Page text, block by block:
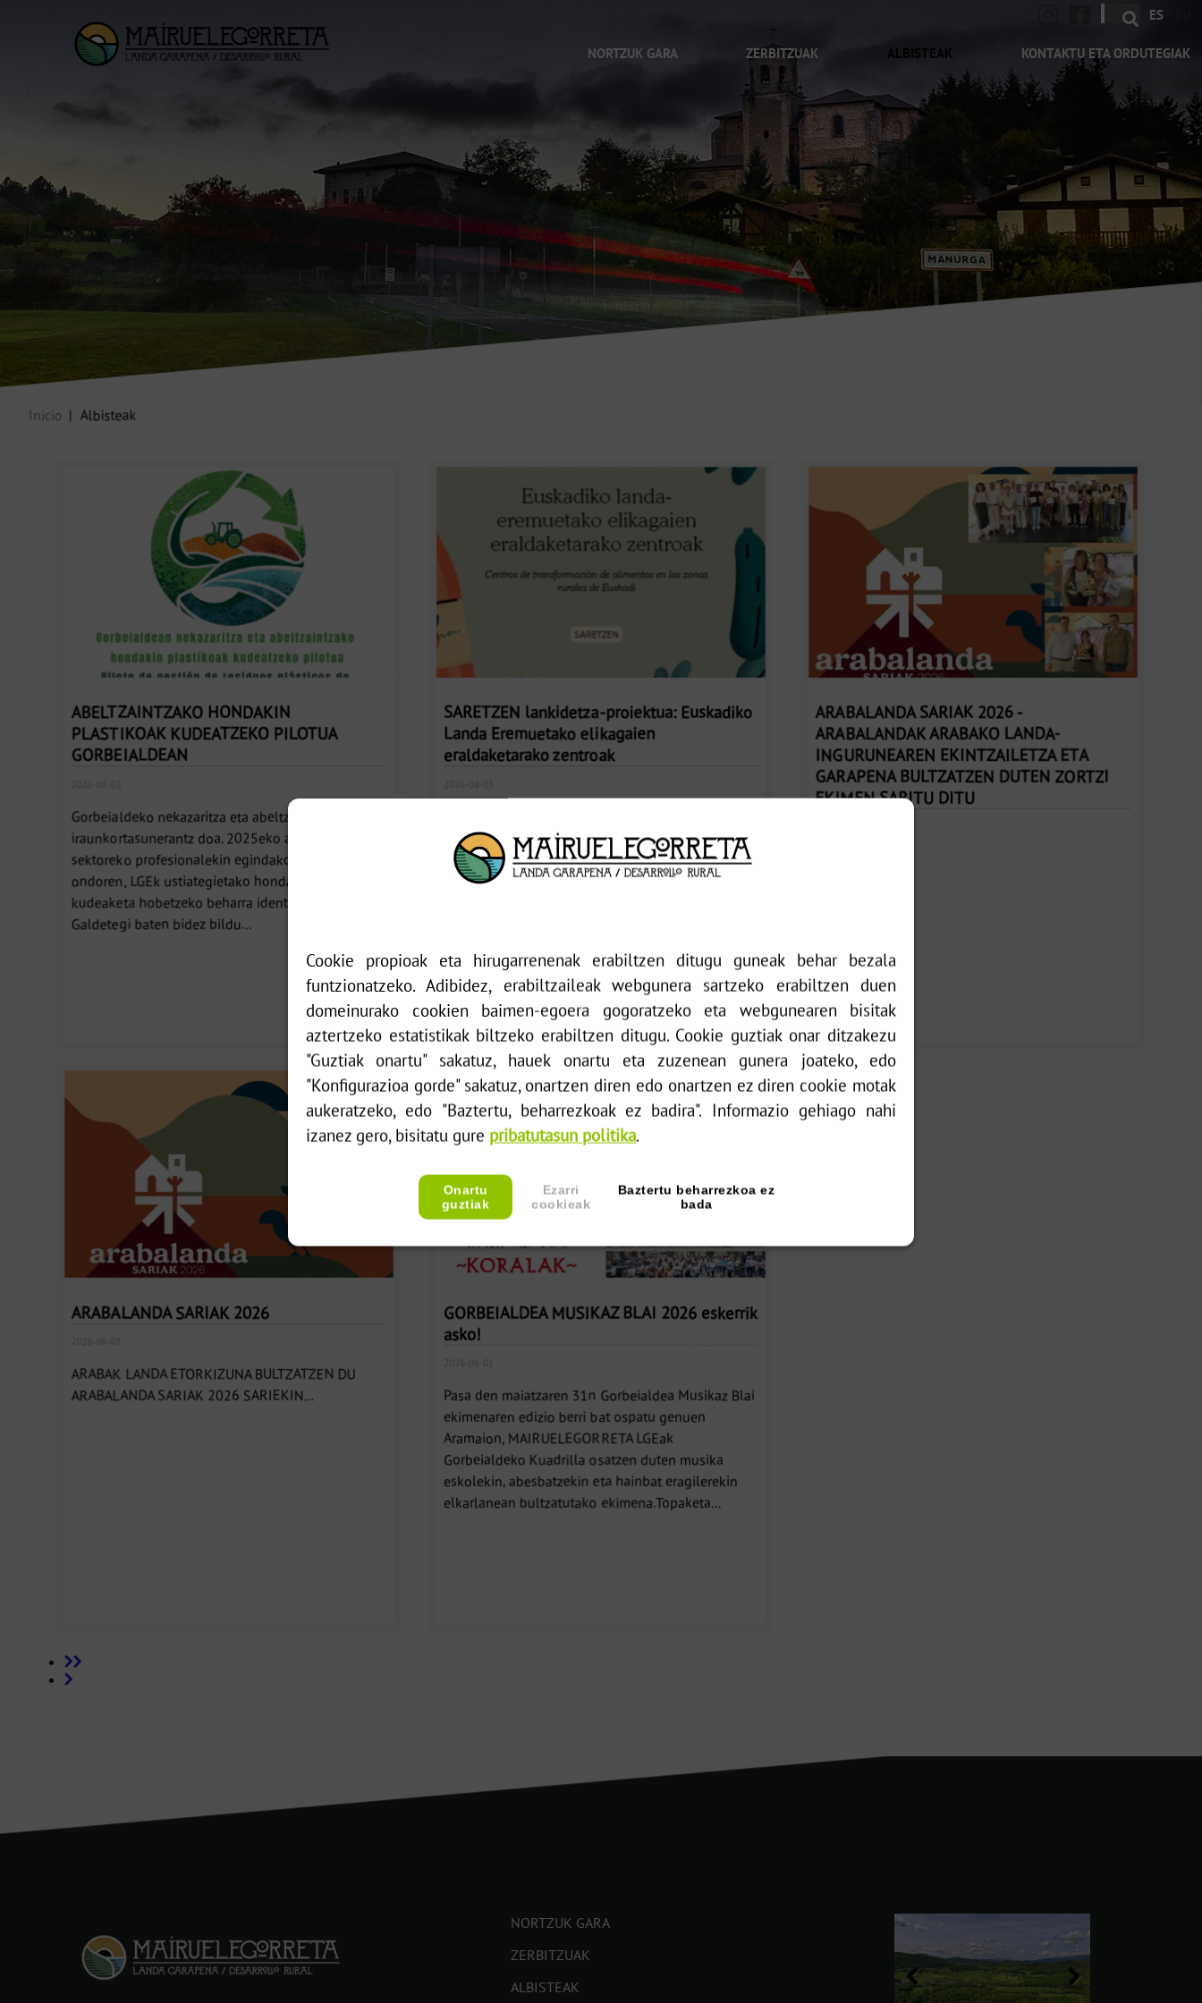
NORTZUK GARA ZERBITZUAK ALBISTEAK KONTAKTU ETA ORDUTEGIAK
ES
Inicio Albisteak
ABELTZAINTZAKO HONDAKIN
PLASTIKOAK KUDEATZEKO PILOTUA
GORBEIALDEAN
Gorbeialdeko nekazaritza eta abeltzaintza sektorea
iraunkortasunerantz doa. 2025eko azaroan lehen
sektoreko profesionalekin egindako bileraren
ondoren, LGEk ustiategietako hondakinen
kudeaketa hobetzeko beharra identifikatu zuen.
Galdetegi baten bidez bildu...
SARETZEN lankidetza-proiektua: Euskadiko
Landa Eremuetako elikagaien
eraldaketarako zentroak
eraldaketarako zentroak funtsezko zeregina
betetzen dute tokiko produktuen balioa handitzen
eta landa-eremuetako jarduera ekonomikoa
ARABALANDA SARIAK 2026 -
ARABALANDAK ARABAKO LANDA-
INGURUNEAREN EKINTZAILETZA ETA
GARAPENA BULTZATZEN DUTEN ZORTZI
EKIMEN SARITU DITU
ARABALANDA SARIAK 2026
ARABAK LANDA ETORKIZUNA BULTZATZEN DU
ARABALANDA SARIAK 2026 SARIEKIN...
GORBEIALDEA MUSIKAZ BLAI 2026 eskerrik
asko!
Pasa den maiatzaren 31n Gorbeialdea Musikaz Blai
ekimenaren edizio berri bat ospatu genuen
Aramaion, MAIRUELEGORRETA LGEak
Gorbeialdeko Kuadrilla osatzen duten musika
eskolekin, abesbatzekin eta hainbat eragilerekin
elkarlanean bultzatutako ekimena.Topaketa...
NORTZUK GARA
ZERBITZUAK
ALBISTEAK
Cookie propioak eta hirugarrenenak erabiltzen ditugu guneak behar bezala
funtzionatzeko. Adibidez, erabiltzaileak webgunera sartzeko erabiltzen duen
domeinurako cookien baimen-egoera gogoratzeko eta webgunearen bisitak
aztertzeko estatistikak biltzeko erabiltzen ditugu. Cookie guztiak onar ditzakezu
"Guztiak onartu" sakatuz, hauek onartu eta zuzenean gunera joateko, edo
"Konfigurazioa gorde" sakatuz, onartzen diren edo onartzen ez diren cookie motak
aukeratzeko, edo "Baztertu, beharrezkoak ez badira". Informazio gehiago nahi
izanez gero, bisitatu gure pribatutasun politika.
Onartu
guztiak
Ezarri
cookieak
Baztertu beharrezkoa ez
bada